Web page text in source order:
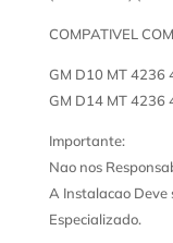
COMPATIVEL
GM D10 MT 4236
GM D14 MT 4236
Importante:
Nao nos
A Instalacao Deve
Especializado.